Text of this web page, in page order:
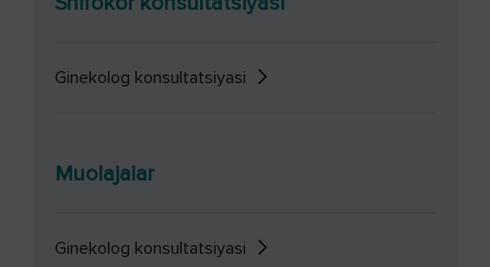
Ginekolog konsultatsiyasi
Muolajalar
Ginekolog konsultatsiyasi